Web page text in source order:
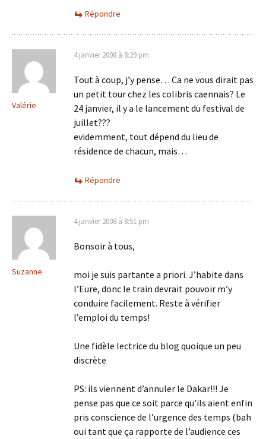
Répondre
Valérie
4 janvier 2008 à 8:29 pm
Tout à coup, j’y pense… Ca ne vous dirait pas
un petit tour chez les colibris caennais? Le
24 janvier, il y a le lancement du festival de
juillet???
evidemment, tout dépend du lieu de
résidence de chacun, mais…
Répondre
Suzanne
4 janvier 2008 à 8:51 pm
Bonsoir à tous,
moi je suis partante a priori. J’habite dans
l’Eure, donc le train devrait pouvoir m’y
conduire facilement. Reste à vérifier
l’emploi du temps!
Une fidèle lectrice du blog quoique un peu
discrète
PS: ils viennent d’annuler le Dakar!!! Je
pense pas que ce soit parce qu’ils aient enfin
pris conscience de l’urgence des temps (bah
oui tant que ça rapporte de l’audience ces